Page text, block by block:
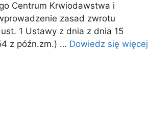
Centrum Krwiodawstwa i
zasad zwrotu
1 Ustawy z dnia z dnia 15
z późn.zm.) … Dowiedz się więcej